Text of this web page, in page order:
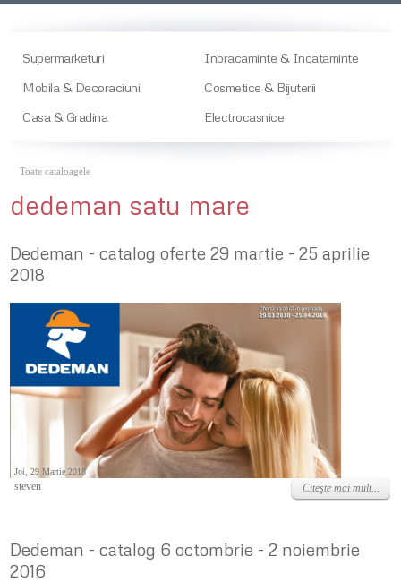
Supermarketuri
Inbracaminte & Incataminte
Mobila & Decoraciuni
Cosmetice & Bijuterii
Casa & Gradina
Electrocasnice
Toate cataloagele
dedeman satu mare
Dedeman - catalog oferte 29 martie - 25 aprilie
2018
Joi, 29 Martie 2018
steven Citeşte mai mult...
Dedeman - catalog 6 octombrie - 2 noiembrie
2016